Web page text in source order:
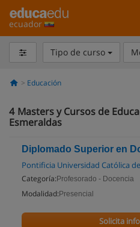
ecuador
Tipo de curso
Educación
4 Masters y Cursos de
Esmeraldas
Diplomado Superior en
Pontificia Universidad Católica
Categoría: Profesorado - Docencia
Modalidad: Presencial
Solicita